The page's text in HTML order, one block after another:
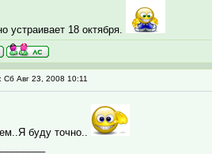
устраивает 18 октября.
Сб Авг 23, 2008 10:11
буду точно..